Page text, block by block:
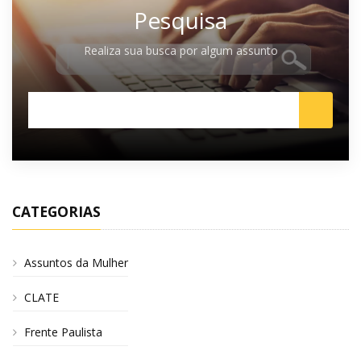
Pesquisa
Realiza sua busca por algum assunto
CATEGORIAS
Assuntos da Mulher
CLATE
Frente Paulista